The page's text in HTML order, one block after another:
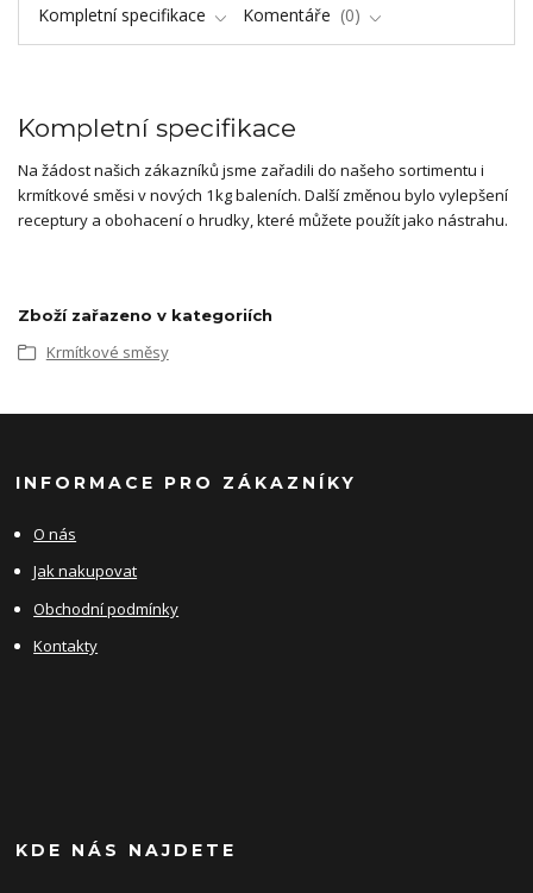
Kompletní specifikace Komentáře 0
Kompletní specifikace
Na žádost našich zákazníků jsme zařadili do našeho sortimentu i
krmítkové směsi v nových 1kg baleních. Další změnou bylo vylepšení
receptury a obohacení o hrudky, které můžete použít jako nástrahu.
Zboží zařazeno v kategoriích
Krmítkové směsy
INFORMACE PRO ZÁKAZNÍKY
O nás
Jak nakupovat
Obchodní podmínky
Kontakty
KDE NÁS NAJDETE